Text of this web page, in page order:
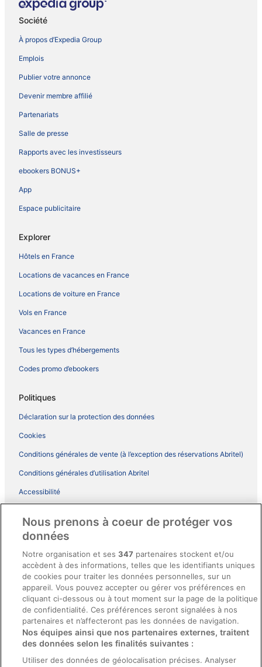
Société
À propos d’Expedia Group
Emplois
Publier votre annonce
Devenir membre affilié
Partenariats
Salle de presse
Rapports avec les investisseurs
ebookers BONUS+
App
Espace publicitaire
Explorer
Hôtels en France
Locations de vacances en France
Locations de voiture en France
Vols en France
Vacances en France
Tous les types d’hébergements
Codes promo d’ebookers
Politiques
Déclaration sur la protection des données
Cookies
Conditions générales de vente (à l’exception des réservations Abritel)
Conditions générales d’utilisation Abritel
Accessibilité
Conditions générales du programme BONUS+ d’ebookers
Directives de contenu et signalement de contenus
Aide
Soutien
Annuler votre réservation d’hôtel ou de propriété de vacances
Nous prenons à coeur de protéger vos
données
Notre organisation et ses347 partenaires stockent et/ou
accèdent à des informations, telles que les identifiants uniques
de cookies pour traiter les données personnelles, sur un
appareil. Vous pouvez accepter ou gérer vos préférences en
cliquant ci-dessous ou à tout moment sur la page de la politique
de confidentialité. Ces préférences seront signalées à nos
partenaires et n’affecteront pas les données de navigation.
Nos équipes ainsi que nos partenaires externes, traitent
des données selon les finalités suivantes :
Utiliser des données de géolocalisation précises. Analyser